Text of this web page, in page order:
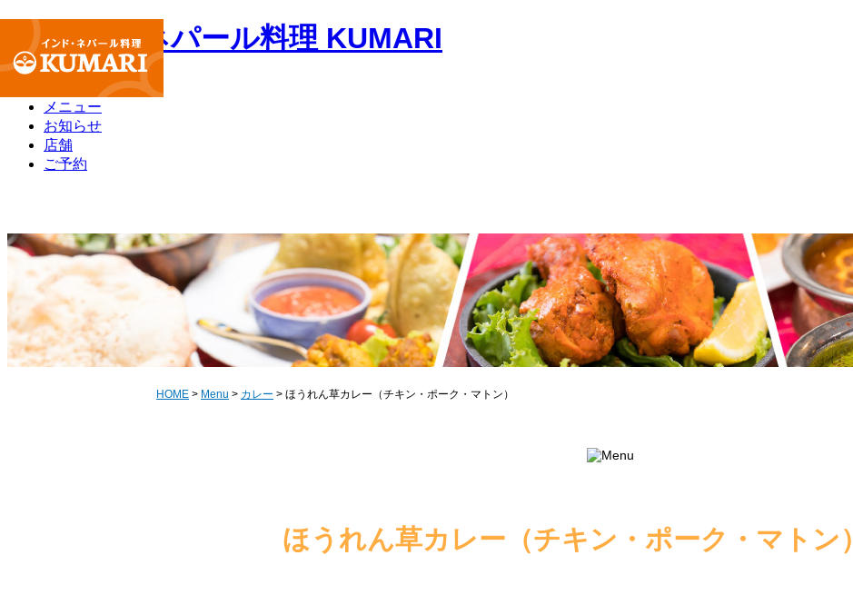
当店について
メニュー
お知らせ
店舗
ご予約
HOME > Menu > カレー > ほうれん草カレー（チキン・ポーク・マトン）
ほうれん草カレー（チキン・ポーク・マトン）